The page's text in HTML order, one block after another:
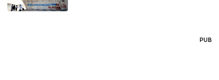
PUB